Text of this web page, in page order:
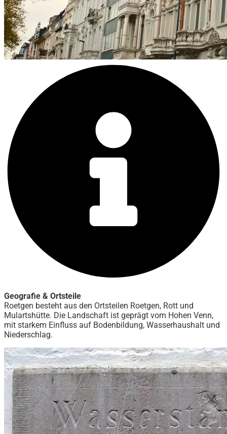
Geografie & Ortsteile
Roetgen besteht aus den Ortsteilen Roetgen, Rott und
Mulartshütte. Die Landschaft ist geprägt vom Hohen Venn,
mit starkem Einfluss auf Bodenbildung, Wasserhaushalt und
Niederschlag.